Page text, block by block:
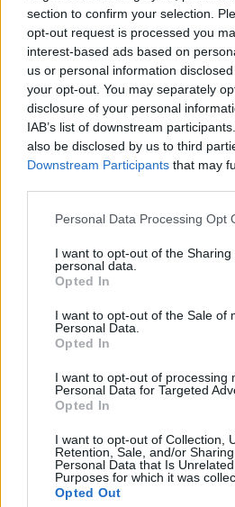
section to confirm your selection.
opt-out request is processed you
interest-based ads based on
us or personal information
your opt-out. You may separately
disclosure of your personal
IAB’s list of downstream
also be disclosed by us to third
Downstream Participants that may
Personal Data Processing Opt
I want to opt-out of the Sharing
personal data.
Opted In
I want to opt-out of the Sale of
Personal Data.
Opted In
I want to opt-out of processing
Personal Data for Targeted
Opted In
I want to opt-out of Collection,
Retention, Sale, and/or
Personal Data that Is
Purposes for which it was
Opted Out
Jelentősen csökkent a
és aránya a koronavírus-
második fordulójában
hétvégén tartott
be Igor Matovic szlovák
Pozsonyban, kormánya több
tartott sajtótájékoztatóján
A hétvégi második tesztelési
úgynevezett antigén teszteket
0,66 százalékot jelent. A hétfőn
fertőzöttek aránya az előző
mutatott. Kapcsolódó cikkünk...
KEDVES OLVASÓNK!
A keresett cikk a portfolio.hu
tartozik, melynek olvasása
regisztrációhoz kötött.
Az előfizetés a következőket